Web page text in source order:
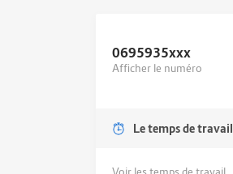
0695935xxx
Afficher le numéro
Le temps de travail